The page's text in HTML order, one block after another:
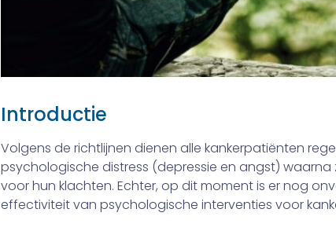
Introductie
Volgens de richtlijnen dienen alle kankerpatiënten
psychologische distress (depressie en angst)
voor hun klachten. Echter, op dit moment is er nog
effectiviteit van psychologische interventies voor